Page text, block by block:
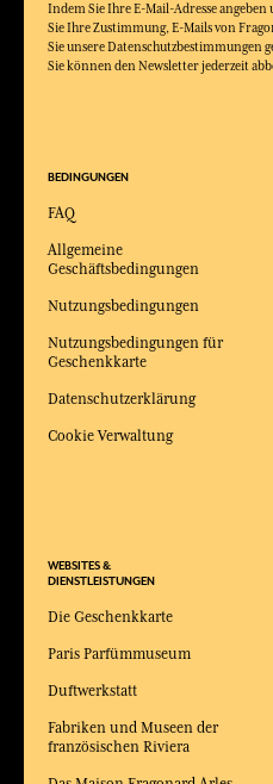
Indem Sie Ihre E-Mail-Adresse
Sie Ihre Zustimmung, E-Mails von
Sie unsere Datenschutzbestimmungen
Sie können den Newsletter jederzeit
BEDINGUNGEN
FAQ
Allgemeine
Geschäftsbedingungen
Nutzungsbedingungen
Nutzungsbedingungen für
Geschenkkarte
Datenschutzerklärung
Cookie Verwaltung
WEBSITES &
DIENSTLEISTUNGEN
Die Geschenkkarte
Paris Parfümmuseum
Duftwerkstatt
Fabriken und Museen der
französischen Riviera